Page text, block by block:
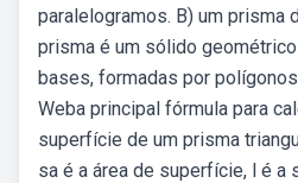
paralelogramos. B) um prisma
prisma é um sólido
bases, formadas por
Weba principal fórmula para
superfície de um prisma
sa é a área de superfície, l é a